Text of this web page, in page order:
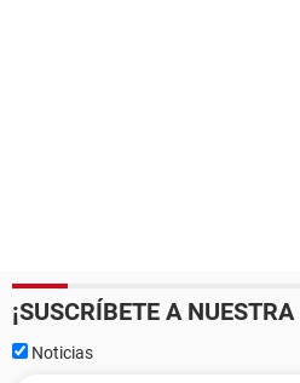
¡SUSCRÍBETE A
Noticias